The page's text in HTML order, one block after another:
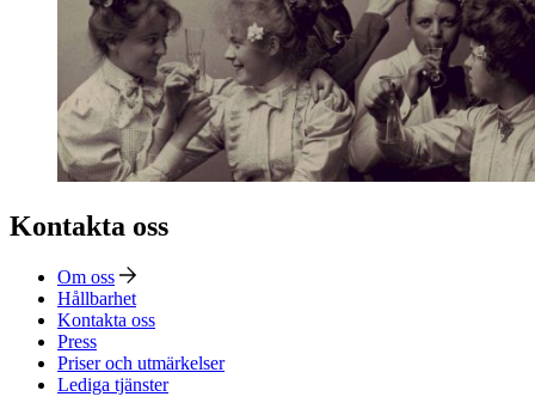
Kontakta oss
Om oss
Hållbarhet
Kontakta oss
Press
Priser och utmärkelser
Lediga tjänster